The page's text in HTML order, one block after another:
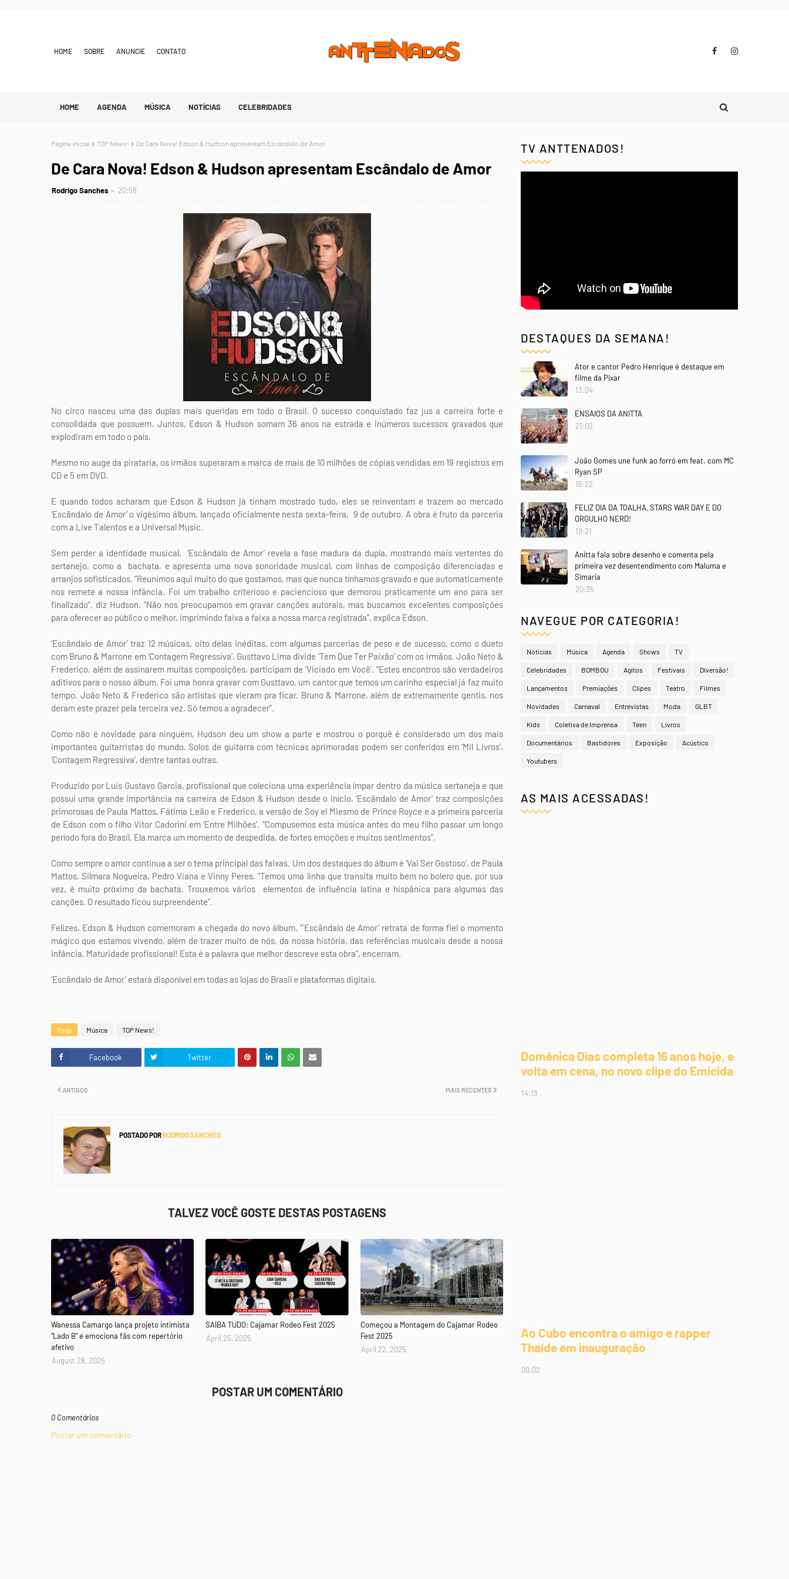
HOME SOBRE ANUNCIE CONTATO
HOME AGENDA MÚSICA NOTÍCIAS CELEBRIDADES
Página inicial TOP News! De Cara Nova! Edson & Hudson apresentam Escândalo de Amor
De Cara Nova! Edson & Hudson apresentam Escândalo de Amor
Rodrigo Sanches 20:58
No circo nasceu uma das duplas mais queridas em todo o Brasil. O sucesso conquistado faz jus a carreira forte e
consolidada que possuem. Juntos, Edson & Hudson somam 36 anos na estrada e inúmeros sucessos gravados que
explodiram em todo o país.
Mesmo no auge da pirataria, os irmãos superaram a marca de mais de 10 milhões de cópias vendidas em 19 registros em
CD e 5 em DVD.
E quando todos acharam que Edson & Hudson já tinham mostrado tudo, eles se reinventam e trazem ao mercado
‘Escândalo de Amor’ o vigésimo álbum, lançado oficialmente nesta sexta-feira, 9 de outubro. A obra é fruto da parceria
com a Live Talentos e a Universal Music.
Sem perder a identidade musical, ‘Escândalo de Amor’ revela a fase madura da dupla, mostrando mais vertentes do
sertanejo, como a bachata, e apresenta uma nova sonoridade musical, com linhas de composição diferenciadas e
arranjos sofisticados. “Reunimos aqui muito do que gostamos, mas que nunca tínhamos gravado e que automaticamente
nos remete a nossa infância. Foi um trabalho criterioso e paciencioso que demorou praticamente um ano para ser
finalizado”, diz Hudson. “Não nos preocupamos em gravar canções autorais, mas buscamos excelentes composições
para oferecer ao público o melhor, imprimindo faixa a faixa a nossa marca registrada”, explica Edson.
‘Escândalo de Amor’ traz 12 músicas, oito delas inéditas, com algumas parcerias de peso e de sucesso, como o dueto
com Bruno & Marrone em ‘Contagem Regressiva’. Gusttavo Lima divide ‘Tem Que Ter Paixão’ com os irmãos. João Neto &
Frederico, além de assinarem muitas composições, participam de ‘Viciado em Você’. “Estes encontros são verdadeiros
aditivos para o nosso álbum. Foi uma honra gravar com Gusttavo, um cantor que temos um carinho especial já faz muito
tempo. João Neto & Frederico são artistas que vieram pra ficar. Bruno & Marrone, além de extremamente gentis, nos
deram este prazer pela terceira vez. Só temos a agradecer”.
Como não é novidade para ninguém, Hudson deu um show a parte e mostrou o porquê é considerado um dos mais
importantes guitarristas do mundo. Solos de guitarra com técnicas aprimoradas podem ser conferidos em ‘Mil Livros’,
‘Contagem Regressiva’, dentre tantas outras.
Produzido por Luis Gustavo Garcia, profissional que coleciona uma experiência ímpar dentro da música sertaneja e que
possui uma grande importância na carreira de Edson & Hudson desde o início, ‘Escândalo de Amor’ traz composições
primorosas de Paula Mattos, Fátima Leão e Frederico, a versão de Soy el Miesmo de Prince Royce e a primeira parceria
de Edson com o filho Vitor Cadorini em ‘Entre Milhões’. “Compusemos esta música antes do meu filho passar um longo
período fora do Brasil. Ela marca um momento de despedida, de fortes emoções e muitos sentimentos”.
Como sempre o amor continua a ser o tema principal das faixas. Um dos destaques do álbum é ‘Vai Ser Gostoso’, de Paula
Mattos, Silmara Nogueira, Pedro Viana e Vinny Peres. “Temos uma linha que transita muito bem no bolero que, por sua
vez, é muito próximo da bachata. Trouxemos vários elementos de influência latina e hispânica para algumas das
canções. O resultado ficou surpreendente”.
Felizes, Edson & Hudson comemoram a chegada do novo álbum. “´Escândalo de Amor’ retrata de forma fiel o momento
mágico que estamos vivendo, além de trazer muito de nós, da nossa história, das referências musicais desde a nossa
infância. Maturidade profissional! Esta é a palavra que melhor descreve esta obra”, encerram.
‘Escândalo de Amor’ estará disponível em todas as lojas do Brasil e plataformas digitais.
Tags Música TOP News!
Facebook Twitter
MAIS RECENTES
ANTIGOS
POSTADO PORRODRIGO SANCHES
TALVEZ VOCÊ GOSTE DESTAS POSTAGENS
Wanessa Camargo lança projeto intimista
“Lado B” e emociona fãs com repertório
afetivo
August 28, 2025
SAIBA TUDO: Cajamar Rodeo Fest 2025
April 25, 2025
Começou a Montagem do Cajamar Rodeo
Fest 2025
April 22, 2025
POSTAR UM COMENTÁRIO
0 Comentários
Postar um comentário
TV ANTTENADOS!
DESTAQUES DA SEMANA!
Ator e cantor Pedro Henrique é destaque em
filme da Pixar
13:04
ENSAIOS DA ANITTA
21:02
João Gomes une funk ao forró em feat. com MC
Ryan SP
16:22
FELIZ DIA DA TOALHA, STARS WAR DAY E DO
ORGULHO NERD!
19:21
Anitta fala sobre desenho e comenta pela
primeira vez desentendimento com Maluma e
Simaria
20:35
NAVEGUE POR CATEGORIA!
Notícias Música Agenda Shows TV
Celebridades BOMBOU Agitos Festivais Diversão!
Lançamentos Premiações Clipes Teatro Filmes
Novidades Carnaval Entrevistas Moda GLBT
Kids Coletiva de Imprensa Teen Livros
Documentários Bastidores Exposição Acústico
Youtubers
AS MAIS ACESSADAS!
Domênica Dias completa 16 anos hoje, e
volta em cena, no novo clipe do Emicida
14:13
Ao Cubo encontra o amigo e rapper
Thaíde em inauguração
00:02